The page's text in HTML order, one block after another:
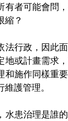
有者可能會問
縮？
法行政，因此
地或計畫需求
和施作同樣重
護管理。
水患治理是誰